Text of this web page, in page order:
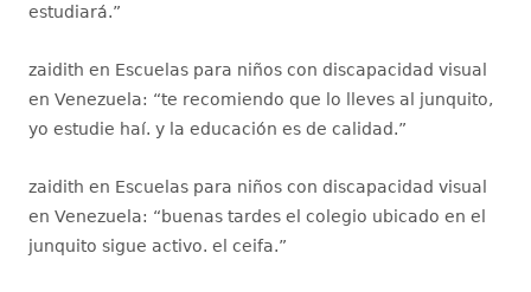
estudiará.”
zaidith en Escuelas para niños con discapacidad visual
en Venezuela: “te recomiendo que lo lleves al junquito,
yo estudie haí. y la educación es de calidad.”
zaidith en Escuelas para niños con discapacidad visual
en Venezuela: “buenas tardes el colegio ubicado en el
junquito sigue activo. el ceifa.”